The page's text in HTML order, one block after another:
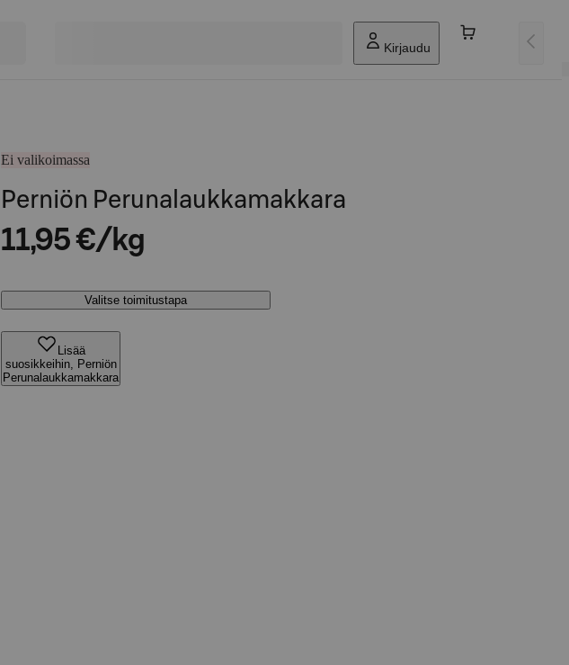
Kirjaudu
Ei valikoimassa
Perniön Perunalaukkamakkara
11,95 €/kg
Valitse toimitustapa
Lisää
suosikkeihin, Perniön
Perunalaukkamakkara